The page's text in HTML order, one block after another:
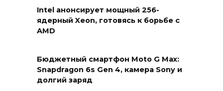
Intel анонсирует мощный 256-
ядерный Xeon, готовясь к борьбе с
AMD
Бюджетный смартфон Moto G Max:
Snapdragon 6s Gen 4, камера Sony и
долгий заряд